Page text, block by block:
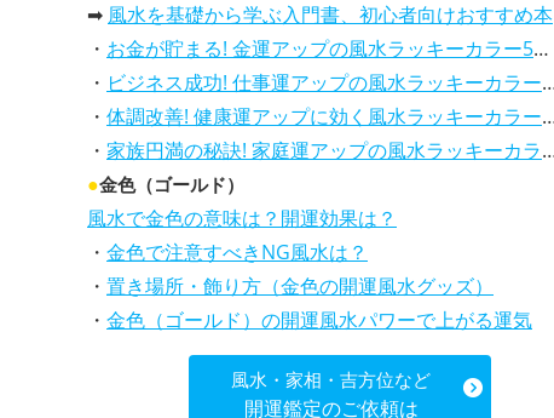
➡ 風水を基礎から学ぶ入門書、初心者向けおすすめ本
・ お金が貯まる! 金運アップの風水ラッキーカラー5選、効果解説
・ ビジネス成功! 仕事運アップの風水ラッキーカラー5選、効果解説
・ 体調改善! 健康運アップに効く風水ラッキーカラー5選、効果と活用法を解説
・ 家族円満の秘訣! 家庭運アップの風水ラッキーカラー5選、効果解説
●金色（ゴールド）
風水で金色の意味は？開運効果は？
・ 金色で注意すべきNG風水は？
・ 置き場所・飾り方（金色の開運風水グッズ）
・ 金色（ゴールド）の開運風水パワーで上がる運気
風水・家相・吉方位など
開運鑑定のご依頼は